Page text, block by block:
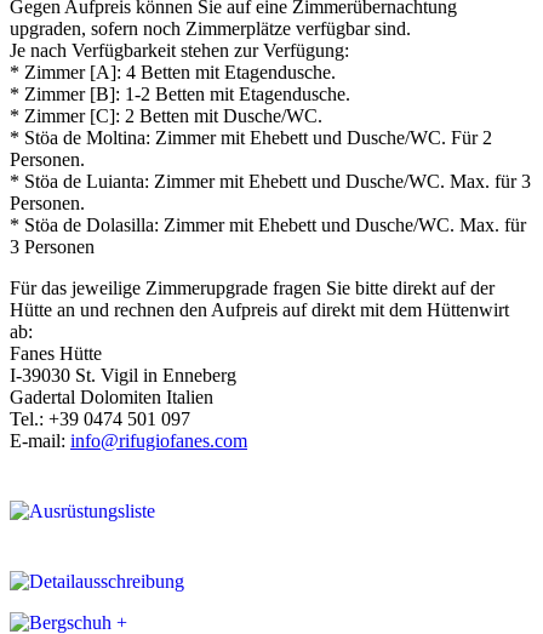
Gegen Aufpreis können Sie auf eine Zimmerübernachtung
upgraden, sofern noch Zimmerplätze verfügbar sind.
Je nach Verfügbarkeit stehen zur Verfügung:
* Zimmer [A]: 4 Betten mit Etagendusche.
* Zimmer [B]: 1-2 Betten mit Etagendusche.
* Zimmer [C]: 2 Betten mit Dusche/WC.
* Stöa de Moltina: Zimmer mit Ehebett und Dusche/WC. Für 2
Personen.
* Stöa de Luianta: Zimmer mit Ehebett und Dusche/WC. Max. für 3
Personen.
* Stöa de Dolasilla: Zimmer mit Ehebett und Dusche/WC. Max. für
3 Personen
Für das jeweilige Zimmerupgrade fragen Sie bitte direkt auf der
Hütte an und rechnen den Aufpreis auf direkt mit dem Hüttenwirt
ab:
Fanes Hütte
I-39030 St. Vigil in Enneberg
Gadertal Dolomiten Italien
Tel.: +39 0474 501 097
E-mail: info@rifugiofanes.com